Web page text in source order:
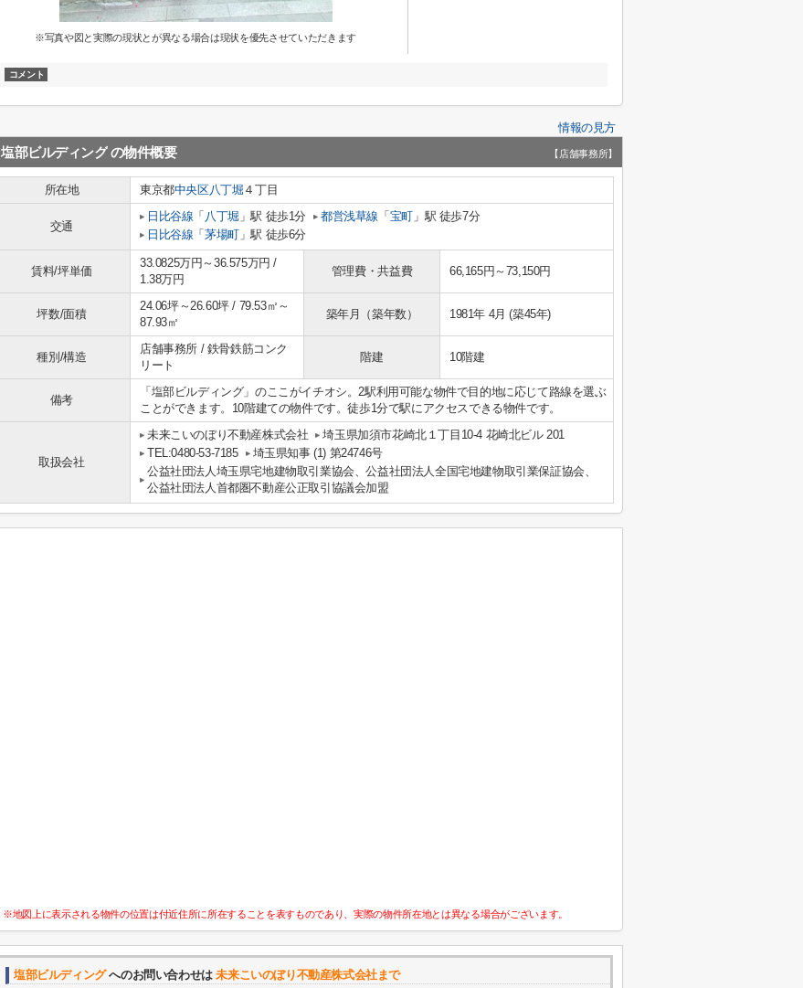
※写真や図と実際の現状とが異なる場合は現状を優先させていただきます
コメント
情報の見方
塩部ビルディング の物件概要 【店舗事務所】
所在地 東京都中央区八丁堀 ４丁目
交通
日比谷線 「 八丁堀 」駅 徒歩1分 都営浅草線 「 宝町」駅 徒歩7分
日比谷線 「茅場町」駅 徒歩6分
賃料/坪単価
33.0825万円～36.575万円 /
1.38万円
管理費・共益費 66,165円～73,150円
坪数/面積
24.06坪～26.60坪 / 79.53㎡～
87.93㎡
築年月（築年数） 1981年 4月 (築45年)
種別/構造
店舗事務所 / 鉄骨鉄筋コンク
リート
階建 10階建
備考
「塩部ビルディング」のここがイチオシ。2駅利用可能な物件で目的地に応じて路線を選ぶ
ことができます。10階建ての物件です。徒歩1分で駅にアクセスできる物件です。
取扱会社
未来こいのぼり不動産株式会社
埼玉県加須市花崎北１丁目10-4 花崎北ビル 201
TEL:0480-53-7185
埼玉県知事 (1) 第24746号
公益社団法人埼玉県宅地建物取引業協会、公益社団法人全国宅地建物取引業保証協会、
公益社団法人首都圏不動産公正取引協議会加盟
※地図上に表示される物件の位置は付近住所に所在することを表すものであり、実際の物件所在地とは異なる場合がございます。
塩部ビルディングへのお問い合わせは未来こいのぼり不動産株式会社まで